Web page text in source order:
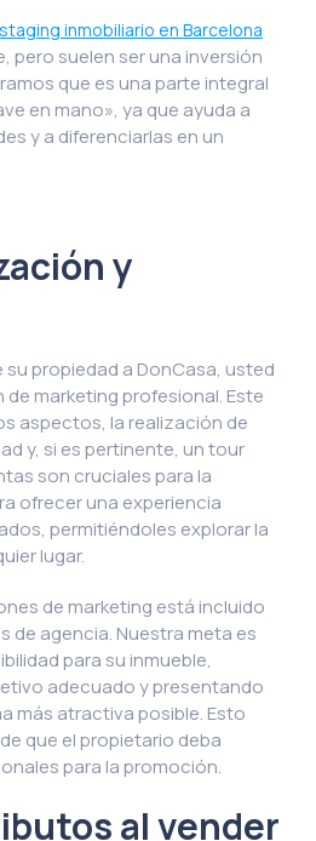
inmobiliario en Barcelona
pero suelen ser una inversión
que es una parte integral
en mano», ya que ayuda a
y a diferenciarlas en un
y
propiedad a DonCasa, usted
de marketing profesional. Este
aspectos, la realización de
y, si es pertinente, un tour
son cruciales para la
ofrecer una experiencia
permitiéndoles explorar la
lugar.
de marketing está incluido
de agencia. Nuestra meta es
para su inmueble,
adecuado y presentando
más atractiva posible. Esto
que el propietario deba
para la promoción.
al vender